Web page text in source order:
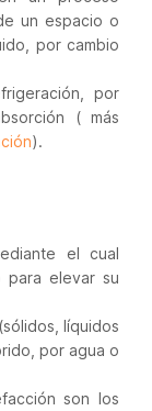
un espacio o
por cambio
por
( más
).
el cual
para elevar su
(sólidos, líquidos
por agua o
son los